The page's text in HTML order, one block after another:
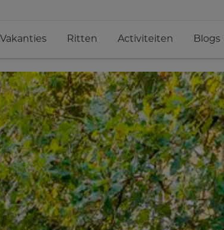
Vakanties Ritten Activiteiten Blogs